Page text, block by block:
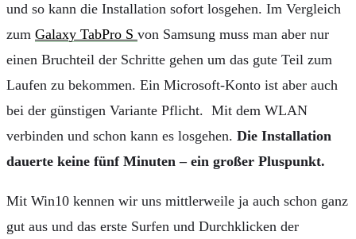
und so kann die Installation sofort losgehen. Im Vergleich
zum Galaxy TabPro S von Samsung muss man aber nur
einen Bruchteil der Schritte gehen um das gute Teil zum
Laufen zu bekommen. Ein Microsoft-Konto ist aber auch
bei der günstigen Variante Pflicht. Mit dem WLAN
verbinden und schon kann es losgehen. Die Installation
dauerte keine fünf Minuten – ein großer Pluspunkt.
Mit Win10 kennen wir uns mittlerweile ja auch schon ganz
gut aus und das erste Surfen und Durchklicken der